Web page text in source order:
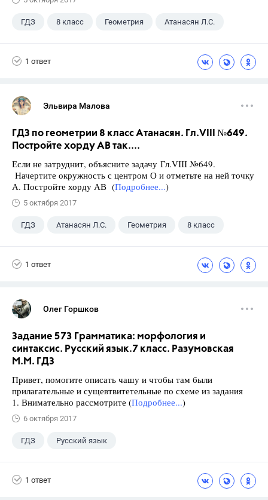
ГДЗ 8 класс Геометрия Атанасян Л.С.
1 ответ
Эльвира Малова
ГДЗ по геометрии 8 класс Атанасян. Гл.VIII №649.
Постройте хорду АВ так....
Если не затруднит, объясните задачу Гл.VIII №649.
Начертите окружность с центром О и отметьте на ней точку
А. Постройте хорду АВ (Подробнее...)
5 октября 2017
ГДЗ Атанасян Л.С. Геометрия 8 класс
1 ответ
Олег Горшков
Задание 573 Грамматика: морфология и
синтаксис. Русский язык.7 класс. Разумовская
М.М. ГДЗ
Привет, помогите описать чашу и чтобы там были
прилагательные и сущевтвитетельные по схеме из задания
1. Внимательно рассмотрите (Подробнее...)
6 октября 2017
ГДЗ Русский язык
1 ответ